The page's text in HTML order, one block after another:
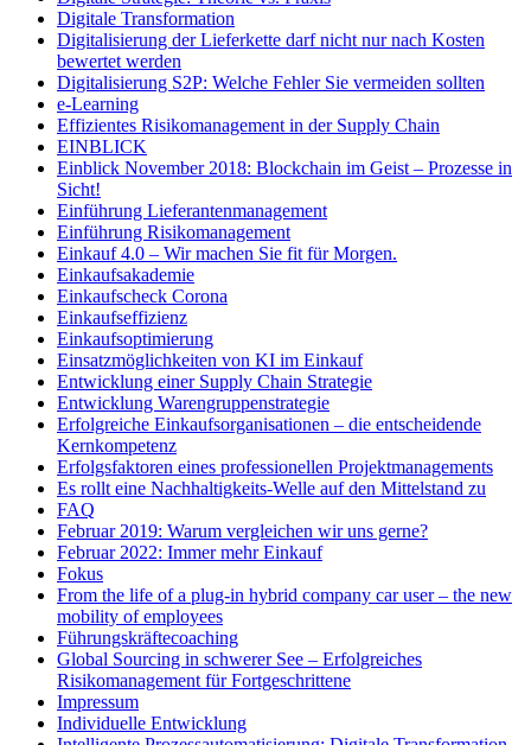
Digitale Transformation
Digitalisierung der Lieferkette darf nicht nur nach Kosten
bewertet werden
Digitalisierung S2P: Welche Fehler Sie vermeiden sollten
e-Learning
Effizientes Risikomanagement in der Supply Chain
EINBLICK
Einblick November 2018: Blockchain im Geist – Prozesse in
Sicht!
Einführung Lieferantenmanagement
Einführung Risikomanagement
Einkauf 4.0 – Wir machen Sie fit für Morgen.
Einkaufsakademie
Einkaufscheck Corona
Einkaufseffizienz
Einkaufsoptimierung
Einsatzmöglichkeiten von KI im Einkauf
Entwicklung einer Supply Chain Strategie
Entwicklung Warengruppenstrategie
Erfolgreiche Einkaufsorganisationen – die entscheidende
Kernkompetenz
Erfolgsfaktoren eines professionellen Projektmanagements
Es rollt eine Nachhaltigkeits-Welle auf den Mittelstand zu
FAQ
Februar 2019: Warum vergleichen wir uns gerne?
Februar 2022: Immer mehr Einkauf
Fokus
From the life of a plug-in hybrid company car user – the new
mobility of employees
Führungskräftecoaching
Global Sourcing in schwerer See – Erfolgreiches
Risikomanagement für Fortgeschrittene
Impressum
Individuelle Entwicklung